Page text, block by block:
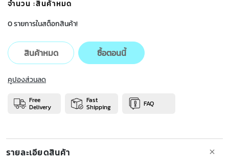
จำนวน :สินค้าหมด
0 รายการในสต็อกสินค้า!
สินค้าหมด ซื้อตอนนี้
คูปองส่วนลด
Free
Delivery
Fast
Shipping FAQ
รายละเอียดสินค้า